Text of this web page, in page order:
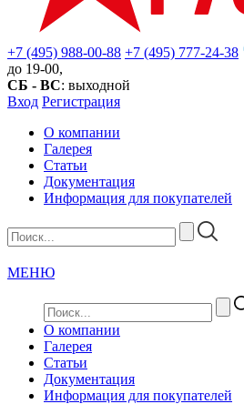
+7 (495) 988-00-88 +7 (495) 777-24-38
до 19-00,
СБ - ВС: выходной
Вход Регистрация
О компании
Галерея
Статьи
Документация
Информация для покупателей
МЕНЮ
О компании
Галерея
Статьи
Документация
Информация для покупателей